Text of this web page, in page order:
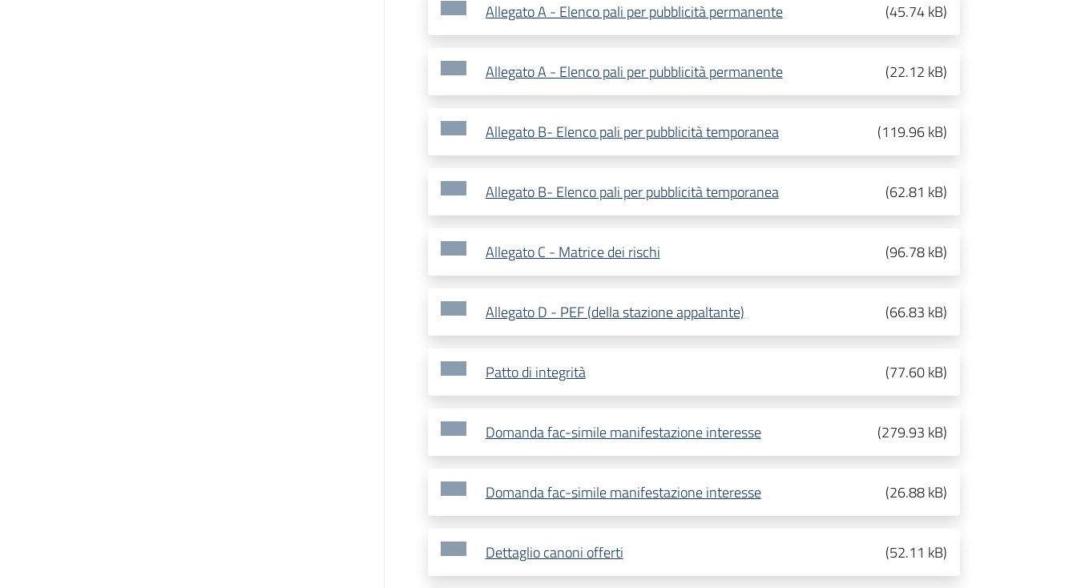
Allegato A - Elenco pali per pubblicità permanente (45.74 kB)
Allegato A - Elenco pali per pubblicità permanente (22.12 kB)
Allegato B- Elenco pali per pubblicità temporanea (119.96 kB)
Allegato B- Elenco pali per pubblicità temporanea (62.81 kB)
Allegato C - Matrice dei rischi (96.78 kB)
Allegato D - PEF (della stazione appaltante) (66.83 kB)
Patto di integrità (77.60 kB)
Domanda fac-simile manifestazione interesse (279.93 kB)
Domanda fac-simile manifestazione interesse (26.88 kB)
Dettaglio canoni offerti (52.11 kB)